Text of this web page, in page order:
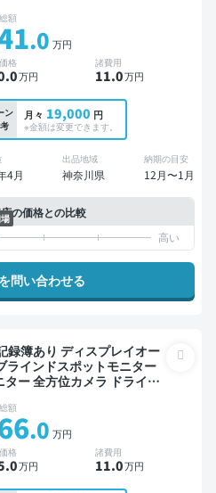
額
.0 万円
格
.0万円
諸費用
11.0万円
ン
月々 19,000 円
※金額は変更できます。
4月
出品地域
神奈川県
納期の目安
12月〜1月
の価格との比較
問い合わせる
ラインドスポットモニター
ー 全方位カメラ ドライブ
額
.0 万円
格
.0万円
諸費用
11.0万円